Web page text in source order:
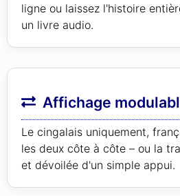
ligne ou laissez l'histoire
un livre audio.
Affichage
Le cingalais uniquement,
les deux côte à côte – ou la
et dévoilée d'un simple appui.